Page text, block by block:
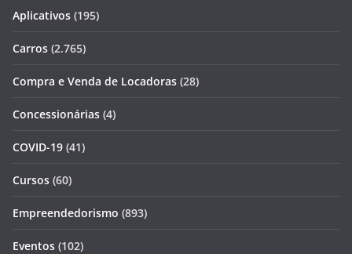
Aplicativos (195)
Carros (2.765)
Compra e Venda de Locadoras (28)
Concessionárias (4)
COVID-19 (41)
Cursos (60)
Empreendedorismo (893)
Eventos (102)